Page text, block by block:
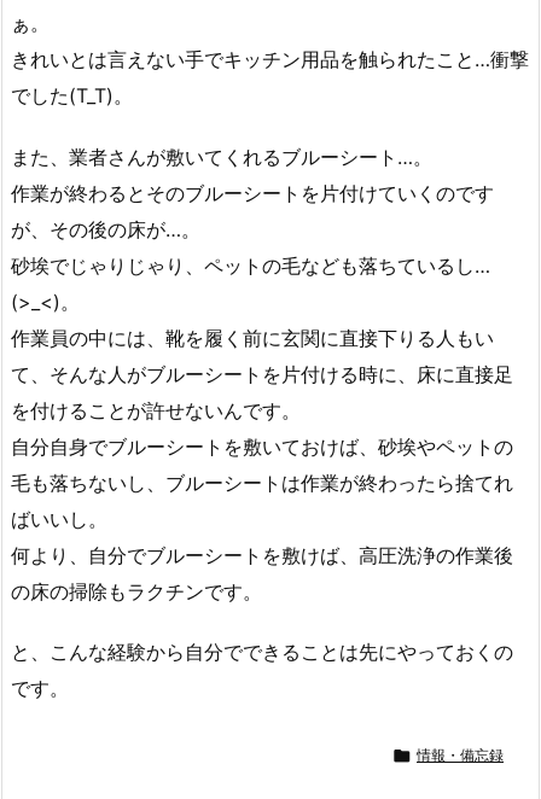
ぁ。
きれいとは言えない手でキッチン用品を触られたこと…衝撃
でした(T_T)。
また、業者さんが敷いてくれるブルーシート…。
作業が終わるとそのブルーシートを片付けていくのです
が、その後の床が…。
砂埃でじゃりじゃり、ペットの毛なども落ちているし…
(>_<)。
作業員の中には、靴を履く前に玄関に直接下りる人もい
て、そんな人がブルーシートを片付ける時に、床に直接足
を付けることが許せないんです。
自分自身でブルーシートを敷いておけば、砂埃やペットの
毛も落ちないし、ブルーシートは作業が終わったら捨てれ
ばいいし。
何より、自分でブルーシートを敷けば、高圧洗浄の作業後
の床の掃除もラクチンです。
と、こんな経験から自分でできることは先にやっておくの
です。
 情報・備忘録